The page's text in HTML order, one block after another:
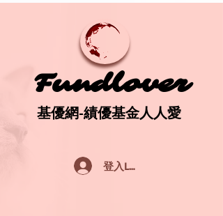
Fundlover
Fundlover
基優網-績優基金人人愛
基優網-績優基金人人愛
登入Log In